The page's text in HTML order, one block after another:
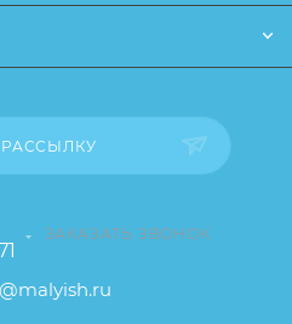
с
(85-E) черный
необходимо добавить
также вы можете
ЗАКАЗАТЬ ЗВОНОК